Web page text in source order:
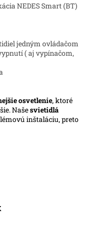
NEDES Smart (BT)
jedným ovládačom
( aj vypínačom,
osvetlenie, ktoré
Našesvietidlá
inštaláciu, preto